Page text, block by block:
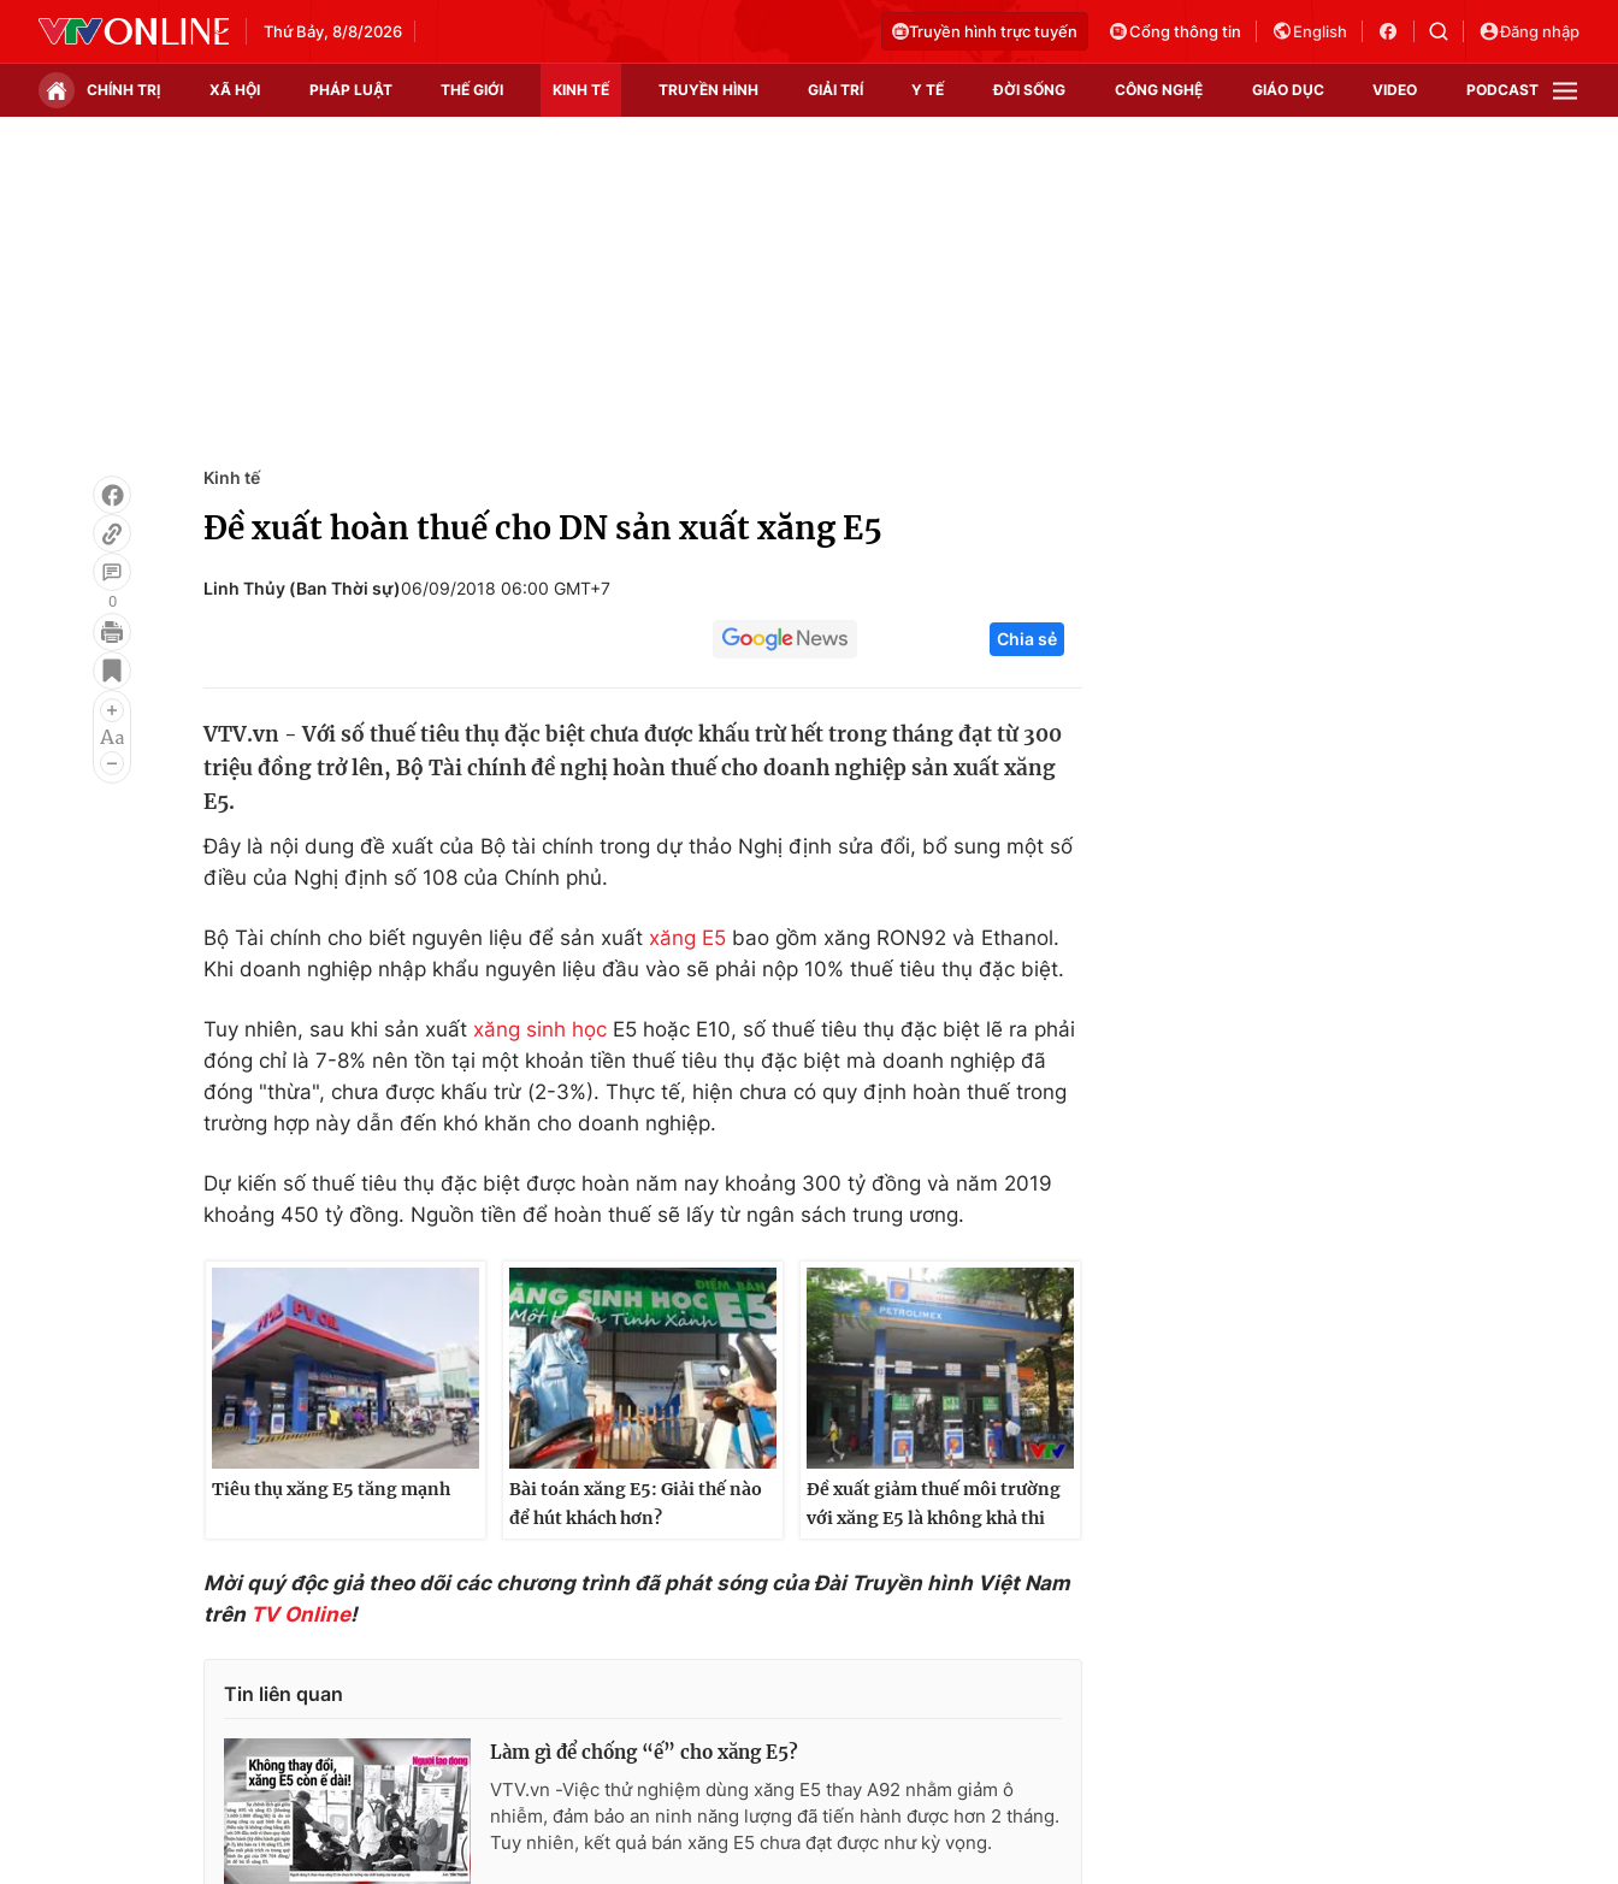
Thứ Bảy, 8/8/2026 Truyền hình trực tuyến Cổng thông tin English Đăng nhập
CHÍNH TRỊ XÃ HỘI PHÁP LUẬT THẾ GIỚI KINH TẾ TRUYỀN HÌNH GIẢI TRÍ Y TẾ ĐỜI SỐNG CÔNG NGHỆ GIÁO DỤC VIDEO PODCAST
Điện ảnh
Âm nhạc
Làm đẹp
Học trực tuyến
Công nghệ
Sản phẩm
Tư vấn
0
Kinh tế
Đề xuất hoàn thuế cho DN sản xuất xăng E5
Linh Thủy (Ban Thời sự)06/09/2018 06:00 GMT+7
Chia sẻ
VTV.vn - Với số thuế tiêu thụ đặc biệt chưa được khấu trừ hết trong tháng đạt từ 300
triệu đồng trở lên, Bộ Tài chính đề nghị hoàn thuế cho doanh nghiệp sản xuất xăng
E5.
Đây là nội dung đề xuất của Bộ tài chính trong dự thảo Nghị định sửa đổi, bổ sung một số
điều của Nghị định số 108 của Chính phủ.
Bộ Tài chính cho biết nguyên liệu để sản xuất xăng E5 bao gồm xăng RON92 và Ethanol.
Khi doanh nghiệp nhập khẩu nguyên liệu đầu vào sẽ phải nộp 10% thuế tiêu thụ đặc biệt.
Tuy nhiên, sau khi sản xuất xăng sinh học E5 hoặc E10, số thuế tiêu thụ đặc biệt lẽ ra phải
đóng chỉ là 7-8% nên tồn tại một khoản tiền thuế tiêu thụ đặc biệt mà doanh nghiệp đã
đóng "thừa", chưa được khấu trừ (2-3%). Thực tế, hiện chưa có quy định hoàn thuế trong
trường hợp này dẫn đến khó khăn cho doanh nghiệp.
Dự kiến số thuế tiêu thụ đặc biệt được hoàn năm nay khoảng 300 tỷ đồng và năm 2019
khoảng 450 tỷ đồng. Nguồn tiền để hoàn thuế sẽ lấy từ ngân sách trung ương.
Tiêu thụ xăng E5 tăng mạnh
Bài toán xăng E5: Giải thế nào
để hút khách hơn?
Đề xuất giảm thuế môi trường
với xăng E5 là không khả thi
Mời quý độc giả theo dõi các chương trình đã phát sóng của Đài Truyền hình Việt Nam
trên TV Online!
Tin liên quan
Làm gì để chống “ế” cho xăng E5?
VTV.vn -Việc thử nghiệm dùng xăng E5 thay A92 nhằm giảm ô
nhiễm, đảm bảo an ninh năng lượng đã tiến hành được hơn 2 tháng.
Tuy nhiên, kết quả bán xăng E5 chưa đạt được như kỳ vọng.